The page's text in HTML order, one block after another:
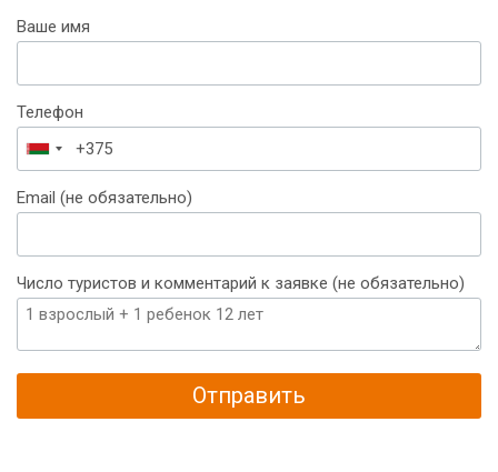
Ваше имя
Телефон
Беларусь
+375
Email (не обязательно)
Число туристов и комментарий к заявке (не обязательно)
Отправить